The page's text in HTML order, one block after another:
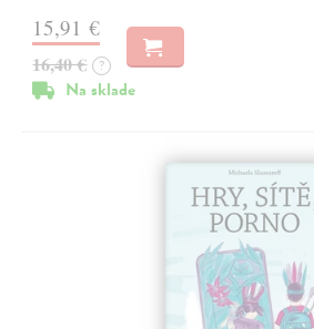
15,91 €
16,40 € ?
Na sklade